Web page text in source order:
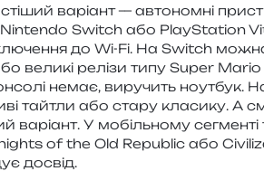
варі­ант — авто­ном­ні
Switch або PlayStation
до Wi-Fi. На Switch
вели­кі релі­зи типу Super Mario
немає, виру­чить ноут­бук.
тай­тли або стару кла­си­ку. А
варі­ант. У мобіль­но­му
of the Old Republic або
досвід.